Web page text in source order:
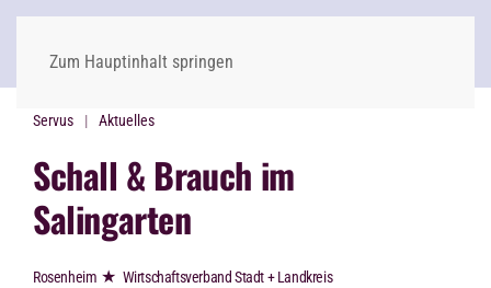
Zum Hauptinhalt springen
Servus Aktuelles
Schall & Brauch im
Salingarten
Rosenheim ★ Wirtschaftsverband Stadt + Landkreis